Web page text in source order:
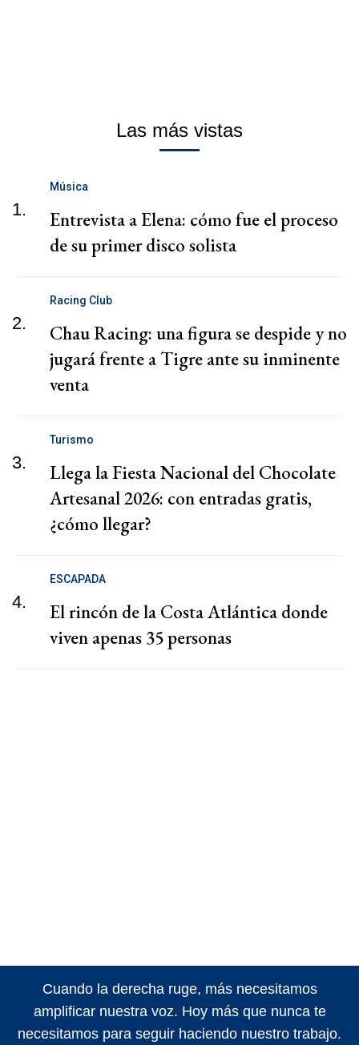
Las más vistas
1.
Música
Entrevista a Elena: cómo fue el proceso
de su primer disco solista
2.
Racing Club
Chau Racing: una figura se despide y no
jugará frente a Tigre ante su inminente
venta
3.
Turismo
Llega la Fiesta Nacional del Chocolate
Artesanal 2026: con entradas gratis,
¿cómo llegar?
4.
ESCAPADA
El rincón de la Costa Atlántica donde
viven apenas 35 personas
Cuando la derecha ruge, más necesitamos
amplificar nuestra voz. Hoy más que nunca te
necesitamos para seguir haciendo nuestro trabajo.